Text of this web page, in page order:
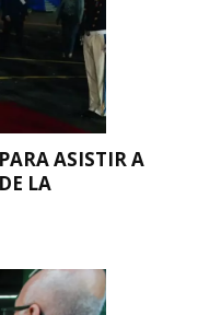
ASISTIR A
LA